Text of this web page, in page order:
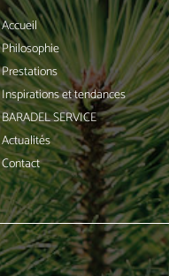
Accueil
Philosophie
Prestations
Inspirations et tendances
BARADEL SERVICE
Actualités
Contact